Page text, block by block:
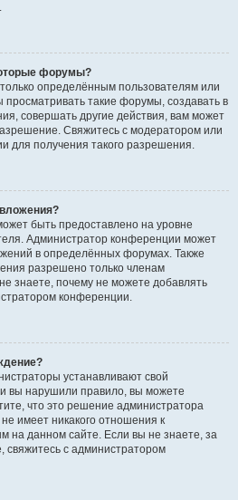
форумы?
определённым пользователям или
просматривать такие форумы, создавать в
совершать другие действия, вам может
Свяжитесь с модератором или
для получения такого разрешения.
быть предоставлено на уровне
Администратор конференции может
в определённых форумах. Также
разрешено только членам
знаете, почему не можете добавлять
конференции.
устанавливают свой
вы нарушили правило, вы можете
что это решение администратора
имеет никакого отношения к
на данном сайте. Если вы не знаете, за
свяжитесь с администратором